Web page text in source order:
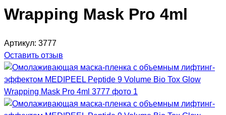
Wrapping Mask Pro 4ml
Артикул: 3777
Оставить отзыв